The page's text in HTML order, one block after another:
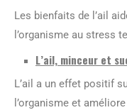
Les bienfaits de l’ail
l’organisme au stress
L’ail, minceur et
L’ail a un effet positif
l’organisme et